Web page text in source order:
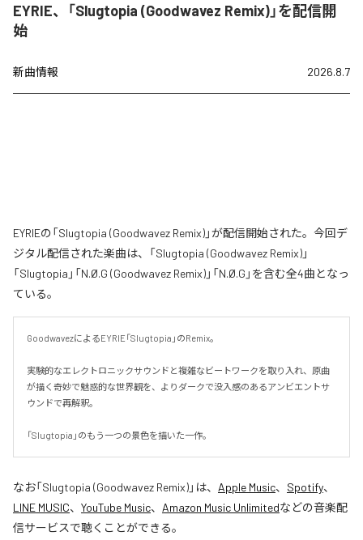
EYRIE、「Slugtopia (Goodwavez Remix)」を配信開
始
新曲情報 2026.8.7
EYRIEの「Slugtopia (Goodwavez Remix)」が配信開始された。今回デ
ジタル配信された楽曲は、「Slugtopia (Goodwavez Remix)」
「Slugtopia」「N.Ø.G (Goodwavez Remix)」「N.Ø.G」を含む全4曲となっ
ている。
GoodwavezによるEYRIE「Slugtopia」のRemix。
実験的なエレクトロニックサウンドと複雑なビートワークを取り入れ、原曲
が描く奇妙で魅惑的な世界観を、よりダークで没入感のあるアンビエントサ
ウンドで再解釈。
「Slugtopia」のもう一つの景色を描いた一作。
なお「Slugtopia (Goodwavez Remix)」は、 Apple Music、 Spotify、
LINE MUSIC、 YouTube Music、 Amazon Music Unlimitedなどの音楽配
信サービスで聴くことができる。